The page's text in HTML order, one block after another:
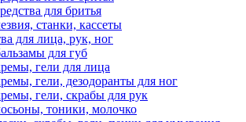
для бритья
станки, кассеты
для лица, рук, ног
для губ
гели для лица
гели, дезодоранты для ног
гели, скрабы для рук
тоники, молочко